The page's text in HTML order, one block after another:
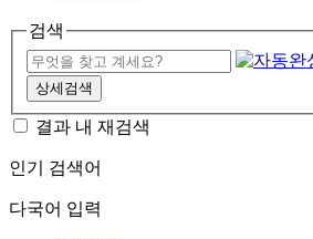
검색
상세검색
결과 내 재검색
인기 검색어
다국어 입력